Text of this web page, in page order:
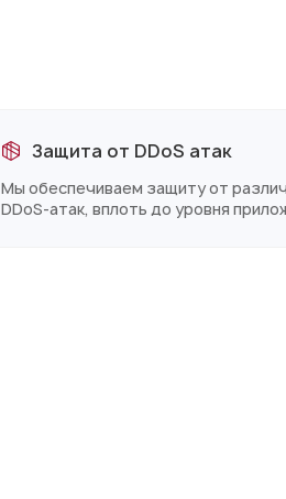
Защита от DDoS атак
Мы обеспечиваем защиту от
DDoS-атак, вплоть до уровня